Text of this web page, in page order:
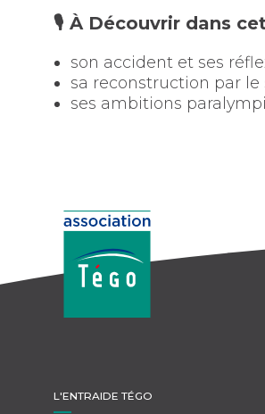
🎙️ À Découvrir dans
son accident et ses
sa reconstruction par
ses ambitions
L'ENTRAIDE TÉGO